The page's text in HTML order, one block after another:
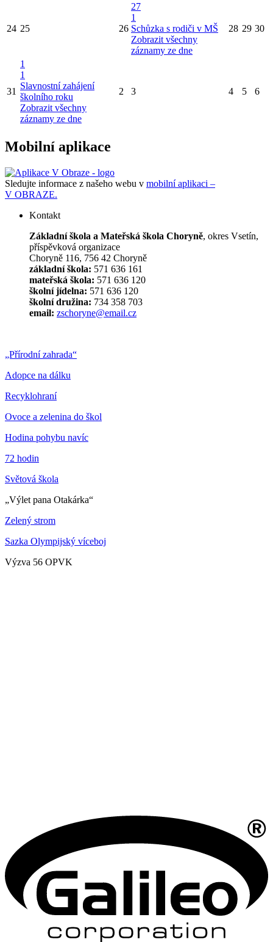
24 25 26
27
1
Schůzka s rodiči v MŠ
Zobrazit všechny
záznamy ze dne
28 29 30
31
1
1
Slavnostní zahájení
školního roku
Zobrazit všechny
záznamy ze dne
2 3 4 5 6
Mobilní aplikace
Sledujte informace z našeho webu v mobilní aplikaci –
V OBRAZE.
Kontakt
Základní škola a Mateřská škola Choryně, okres Vsetín,
příspěvková organizace
Choryně 116, 756 42 Choryně
základní škola: 571 636 161
mateřská škola: 571 636 120
školní jídelna: 571 636 120
školní družina: 734 358 703
email: zschoryne@email.cz
„Přírodní zahrada“
Adopce na dálku
Recyklohraní
Ovoce a zelenina do škol
Hodina pohybu navíc
72 hodin
Světová škola
„Výlet pana Otakárka“
Zelený strom
Sazka Olympijský víceboj
Výzva 56 OPVK